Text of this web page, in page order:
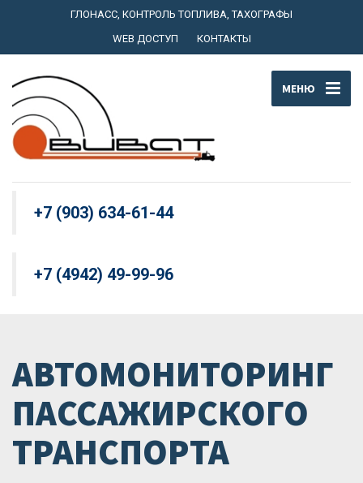
ГЛОНАСС, КОНТРОЛЬ ТОПЛИВА, ТАХОГРАФЫ
WEB ДОСТУП
КОНТАКТЫ
МЕНЮ
+7 (903) 634-61-44
+7 (4942) 49-99-96
АВТОМОНИТОРИНГ
ПАССАЖИРСКОГО
ТРАНСПОРТА